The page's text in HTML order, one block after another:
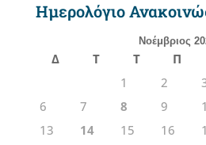
Ημερολόγιο
Νοέμβριος
Δ Τ Τ Π
1
2
6
7 8 9
13
14 15 16